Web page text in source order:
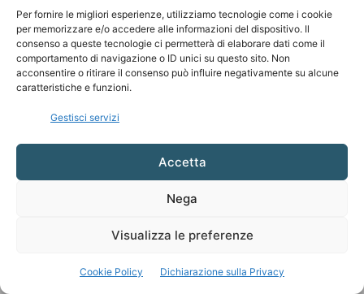
Per fornire le migliori esperienze, utilizziamo tecnologie come i cookie
per memorizzare e/o accedere alle informazioni del dispositivo. Il
consenso a queste tecnologie ci permetterà di elaborare dati come il
comportamento di navigazione o ID unici su questo sito. Non
acconsentire o ritirare il consenso può influire negativamente su alcune
caratteristiche e funzioni.
Gestisci servizi
Accetta
Nega
Visualizza le preferenze
Cookie Policy Dichiarazione sulla Privacy
SEGUICI